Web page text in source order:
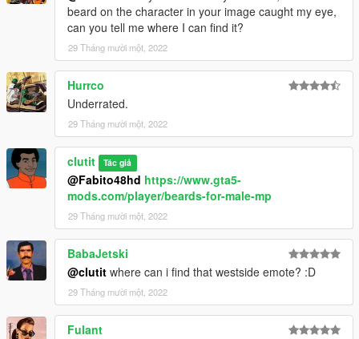
beard on the character in your image caught my eye,
can you tell me where I can find it?
29 Tháng mười một, 2022
Hurrco
Underrated.
29 Tháng mười một, 2022
clutit Tác giả
@Fabito48hd https://www.gta5-
mods.com/player/beards-for-male-mp
29 Tháng mười một, 2022
BabaJetski
@clutit where can i find that westside emote? :D
29 Tháng mười một, 2022
Fulant